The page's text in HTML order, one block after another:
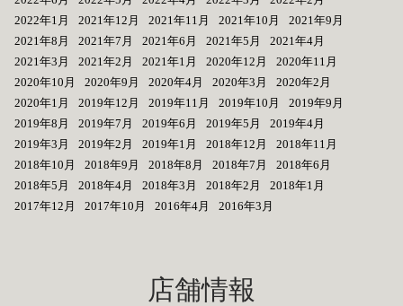
2022年1月
2021年12月 2021年11月 2021年10月
2021年9月
2021年8月
2021年7月 2021年6月 2021年5月
2021年4月
2021年3月
2021年2月 2021年1月 2020年12月
2020年11月
2020年10月
2020年9月 2020年4月 2020年3月
2020年2月
2020年1月
2019年12月 2019年11月 2019年10月
2019年9月
2019年8月
2019年7月 2019年6月 2019年5月
2019年4月
2019年3月
2019年2月 2019年1月 2018年12月
2018年11月
2018年10月
2018年9月 2018年8月 2018年7月
2018年6月
2018年5月
2018年4月 2018年3月 2018年2月
2018年1月
2017年12月
2017年10月 2016年4月 2016年3月
店舗情報